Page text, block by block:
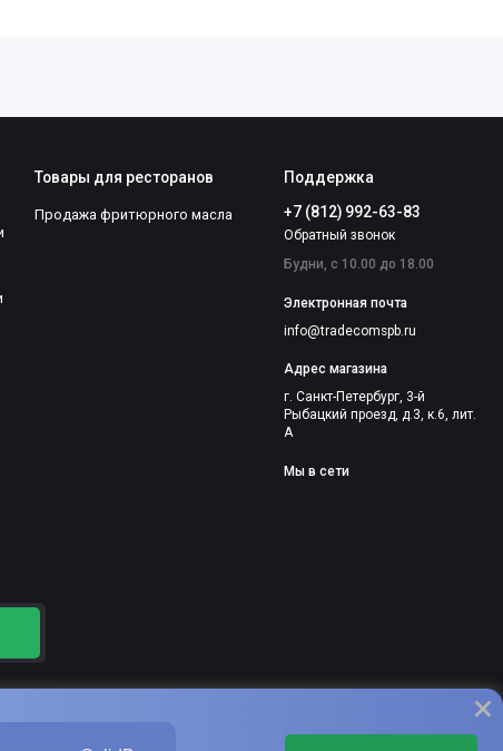
×
Товары для ресторанов
Продажа фритюрного масла
Поддержка
+7 (812) 992-63-83
Обратный звонок
Будни, с 10.00 до 18.00
Электронная почта
info@tradecomspb.ru
Адрес магазина
г. Санкт-Петербург, 3-й
Рыбацкий проезд, д.3, к.6, лит.
А
Мы в сети